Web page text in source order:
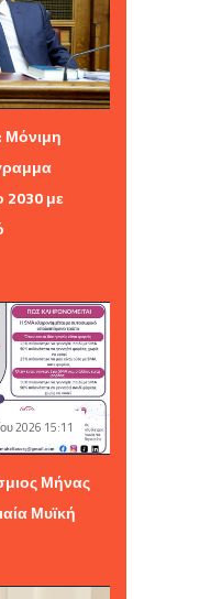
12:01
Μόνιμη
με
2026 15:11
Μήνας
Μυϊκή